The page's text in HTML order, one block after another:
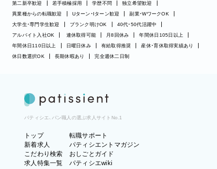
第二新卒歓迎
若手積極採用 学歴不問
独立希望歓迎
異業種からの転職歓迎
Uターン・Iターン歓迎
副業・WワークOK
大学生・専門学生歓迎
ブランク明けOK
40代・50代活躍中
アルバイト入社OK
連休取得可能 月8回休み
年間休日105日以上
年間休日110日以上
日曜日休み 有給取得推奨
産休・育休取得実績あり
休日数選択OK
長期休暇あり 完全週休二日制
パティシエ、パン職人の選ぶ求人サイトNo.1
トップ
新着求人
こだわり検索
求人特集一覧
転職サポート
パティシエントマガジン
おしごとガイド
パティシエwiki